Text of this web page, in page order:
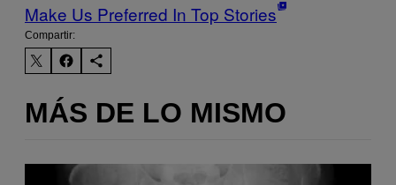
Make Us Preferred In Top Stories
Compartir:
MÁS DE LO MISMO